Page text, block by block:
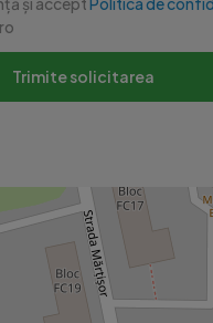
Trimite solicitarea